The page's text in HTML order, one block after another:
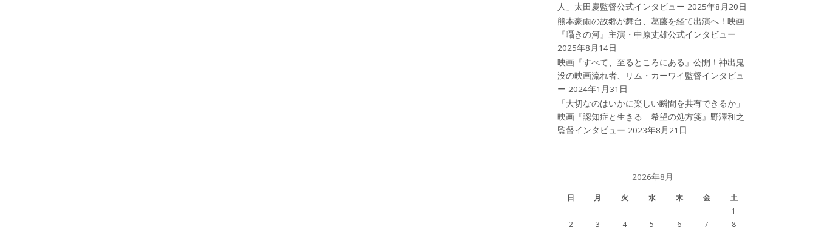
人」太田慶監督公式インタビュー 2025年8月20日
熊本豪雨の故郷が舞台、葛藤を経て出演へ！映画
『囁きの河』主演・中原丈雄公式インタビュー
2025年8月14日
映画『すべて、至るところにある』公開！神出鬼
没の映画流れ者、リム・カーワイ監督インタビュ
ー 2024年1月31日
「大切なのはいかに楽しい瞬間を共有できるか」
映画『認知症と生きる 希望の処方箋』野澤和之
監督インタビュー 2023年8月21日
2026年8月
日 月 火 水 木 金
土
1
2
3 4 5 6 7
8